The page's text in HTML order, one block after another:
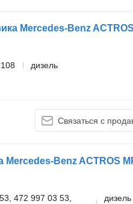
Mercedes-Benz
дизель
Связаться с
Mercedes-Benz ACTROS
472 997 03 53,
дизель